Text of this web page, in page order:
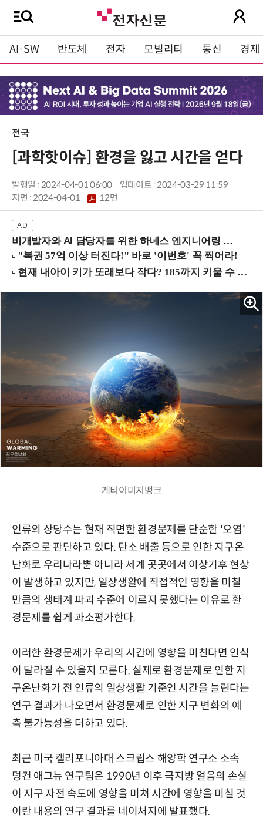
AI·SW 반도체 전자 모빌리티 통신 경제
전국
[과학핫이슈] 환경을 잃고 시간을 얻다
발행일 : 2024-04-01 06:00
업데이트 : 2024-03-29 11:59
지면 :2024-04-01 12면
비개발자와 AI 담당자를 위한 하네스 엔지니어링 입문과정 (8/20 신논현역)
게티이미지뱅크
인류의 상당수는 현재 직면한 환경문제를 단순한 '오염'
수준으로 판단하고 있다. 탄소 배출 등으로 인한 지구온
난화로 우리나라뿐 아니라 세계 곳곳에서 이상기후 현상
이 발생하고 있지만, 일상생활에 직접적인 영향을 미칠
만큼의 생태계 파괴 수준에 이르지 못했다는 이유로 환
경문제를 쉽게 과소평가한다.
이러한 환경문제가 우리의 시간에 영향을 미친다면 인식
이 달라질 수 있을지 모른다. 실제로 환경문제로 인한 지
구온난화가 전 인류의 일상생활 기준인 시간을 늘린다는
연구 결과가 나오면서 환경문제로 인한 지구 변화의 예
측 불가능성을 더하고 있다.
최근 미국 캘리포니아대 스크립스 해양학 연구소 소속
덩컨 애그뉴 연구팀은 1990년 이후 극지방 얼음의 손실
이 지구 자전 속도에 영향을 미쳐 시간에 영향을 미칠 것
이란 내용의 연구 결과를 네이처지에 발표했다.